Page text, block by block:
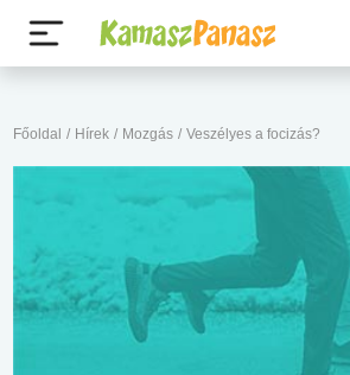
Főoldal / Hírek / Mozgás / Veszélyes a focizás?